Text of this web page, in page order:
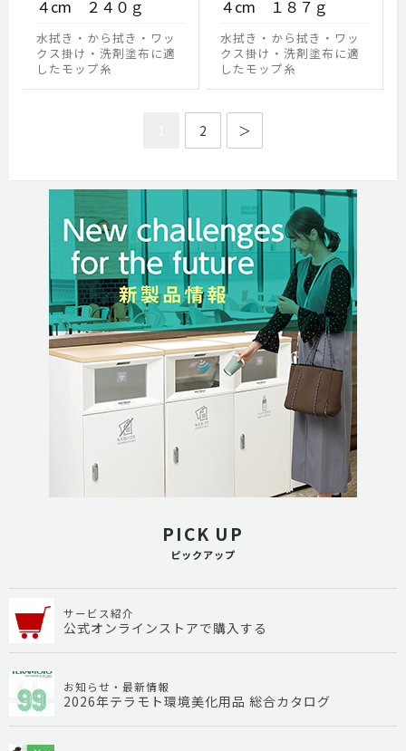
４cm ２４０ｇ
水拭き・から拭き・ワッ
クス掛け・洗剤塗布に適
したモップ糸
４cm １８７ｇ
水拭き・から拭き・ワッ
クス掛け・洗剤塗布に適
したモップ糸
2 ＞
PICK UP
ピックアップ
サービス紹介
公式オンラインストアで購入する
お知らせ・最新情報
2026年テラモト環境美化用品 総合カタログ